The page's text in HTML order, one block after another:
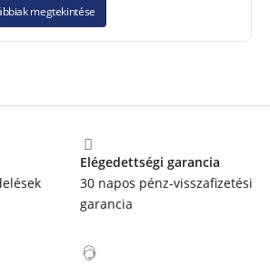
megtekintése
Elégedettségi garancia
30 napos pénz-visszafizetési
garancia